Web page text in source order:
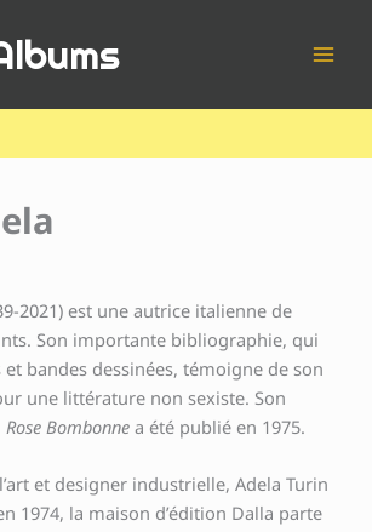
2021) est une autrice italienne de
Son importante bibliographie, qui
bandes dessinées, témoigne de son
une littérature non sexiste. Son
Rose Bombonne a été publié en 1975.
et designer industrielle, Adela Turin
1974, la maison d’édition Dalla parte